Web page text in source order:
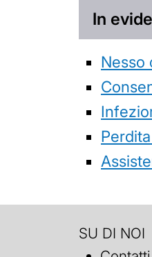
In
Nesso
SU DI NOI